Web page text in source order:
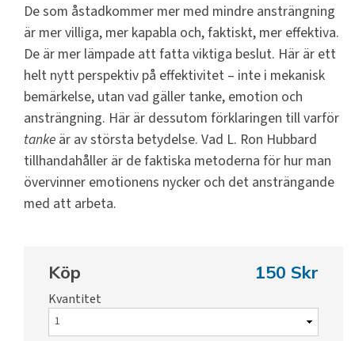
De som åstadkommer mer med mindre ansträngning
är mer villiga, mer kapabla och, faktiskt, mer effektiva.
De är mer lämpade att fatta viktiga beslut. Här är ett
helt nytt perspektiv på effektivitet – inte i mekanisk
bemärkelse, utan vad gäller tanke, emotion och
ansträngning. Här är dessutom förklaringen till varför
tanke är av största betydelse. Vad L. Ron Hubbard
tillhandahåller är de faktiska metoderna för hur man
övervinner emotionens nycker och det ansträngande
med att arbeta.
Köp 150 Skr
Kvantitet